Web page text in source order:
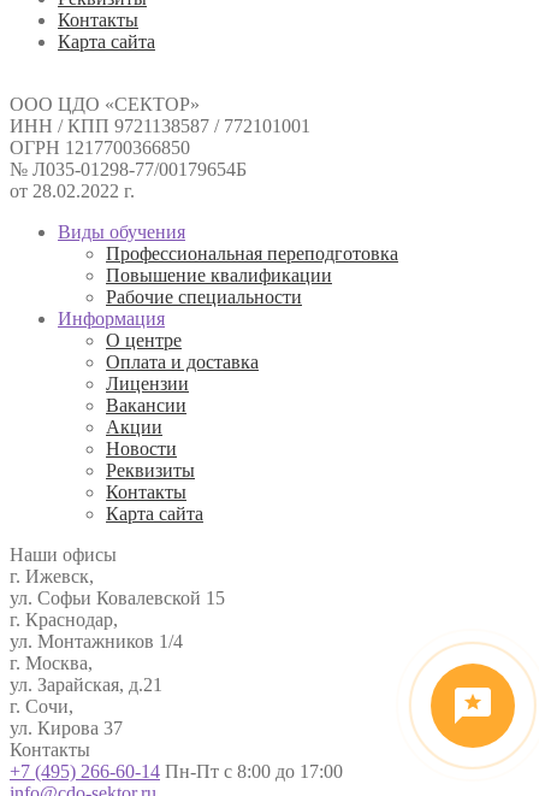
Контакты
Карта сайта
ООО ЦДО «СЕКТОР»
ИНН / КПП 9721138587 / 772101001
ОГРН 1217700366850
№ Л035-01298-77/00179654Б
от 28.02.2022 г.
Виды обучения
Профессиональная переподготовка
Повышение квалификации
Рабочие специальности
Информация
О центре
Оплата и доставка
Лицензии
Вакансии
Акции
Новости
Реквизиты
Контакты
Карта сайта
Наши офисы
г. Ижевск,
ул. Софьи Ковалевской 15
г. Краснодар,
ул. Монтажников 1/4
г. Москва,
ул. Зарайская, д.21
г. Сочи,
ул. Кирова 37
Контакты
+7 (495) 266-60-14 Пн-Пт с 8:00 до 17:00